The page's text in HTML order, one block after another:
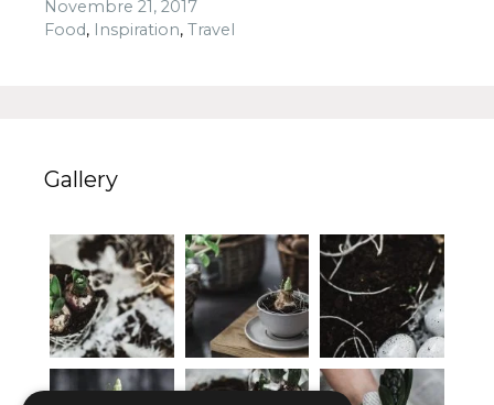
Novembre 21, 2017
Food, Inspiration, Travel
Gallery